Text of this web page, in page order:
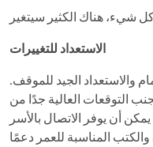
الاستعداد للتغييرات
والاستعداد الجيد للموقف.
التوقعات العالية جدًا من
أن يوفر الاتصال بالأسر
والكتب المناسبة للعمر دعمًا